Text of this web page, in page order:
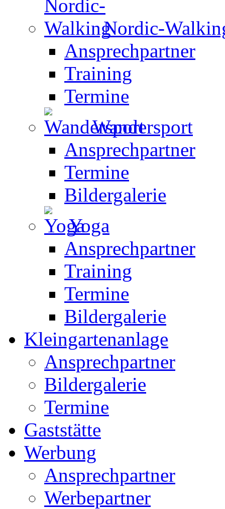
Nordic-
Ansprechpartner
Training
Termine
Wandersport
Ansprechpartner
Termine
Bildergalerie
Yoga
Ansprechpartner
Training
Termine
Bildergalerie
Kleingartenanlage
Ansprechpartner
Bildergalerie
Termine
Gaststätte
Werbung
Ansprechpartner
Werbepartner